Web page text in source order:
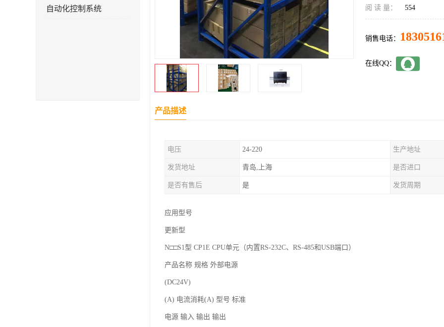
自动化控制系统 阅 读 量： 554
销售电话：
在线QQ：
产品描述
电压 24-220 生产地址
发货地址 青岛,上海 是否进口
是否有售后 是 发货周期
应用型号
更新型
N□□S1型 CP1E CPU单元（内置RS-232C、RS-485和USB端口）
产品名称 规格 外部电源
(DC24V)
(A) 电流消耗(A) 型号 标准
电源 输入 输出 输出